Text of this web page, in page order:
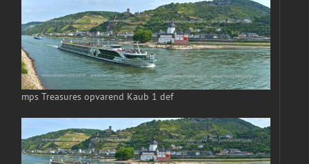
mps Treasures opvarend Kaub 1 def